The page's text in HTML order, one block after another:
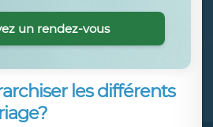
les différents
un rendez-vous